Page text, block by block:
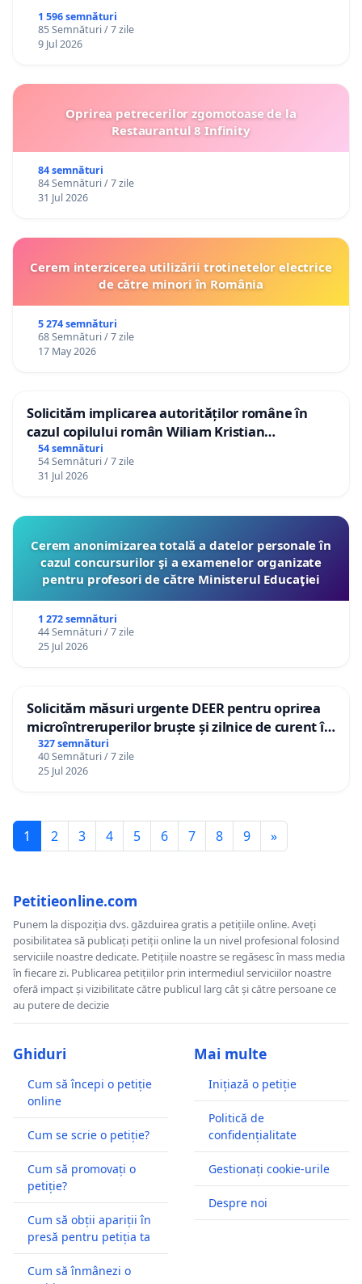
1 596 semnături
85 Semnături / 7 zile
9 Jul 2026
Oprirea petrecerilor zgomotoase de la
Restaurantul 8 Infinity
84 semnături
84 Semnături / 7 zile
31 Jul 2026
Cerem interzicerea utilizării trotinetelor electrice
de către minori în România
5 274 semnături
68 Semnături / 7 zile
17 May 2026
Solicităm implicarea autorităților române în
cazul copilului român Wiliam Kristian
Gheorghe, aflat în plasament în Danemarca de
12 ani
54 semnături
54 Semnături / 7 zile
31 Jul 2026
Cerem anonimizarea totală a datelor personale în
cazul concursurilor şi a examenelor organizate
pentru profesori de către Ministerul Educaţiei
1 272 semnături
44 Semnături / 7 zile
25 Jul 2026
Solicităm măsuri urgente DEER pentru oprirea
microîntreruperilor bruște și zilnice de curent în
Sâncraiu de Mureș și Nazna
327 semnături
40 Semnături / 7 zile
25 Jul 2026
1 2 3 4 5 6 7 8 9 »
Petitieonline.com
Punem la dispoziția dvs. găzduirea gratis a petițiile online. Aveți
posibilitatea să publicați petiții online la un nivel profesional folosind
serviciile noastre dedicate. Petițiile noastre se regăsesc în mass media
în fiecare zi. Publicarea petițiilor prin intermediul serviciilor noastre
oferă impact și vizibilitate către publicul larg cât și către persoane ce
au putere de decizie
Ghiduri
Cum să începi o petiție
online
Cum se scrie o petiție?
Cum să promovați o
petiție?
Cum să obții apariții în
presă pentru petiția ta
Cum să înmânezi o
Mai multe
Inițiază o petiție
Politică de
confidențialitate
Gestionați cookie-urile
Despre noi